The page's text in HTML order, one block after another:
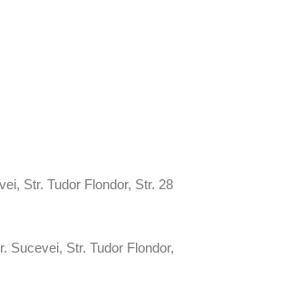
Str. Tudor Flondor, Str. 28
Sucevei, Str. Tudor Flondor,